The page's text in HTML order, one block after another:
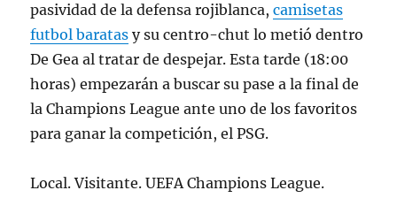
pasividad de la defensa rojiblanca,camisetas
futbol baratas y su centro-chut lo metió dentro
De Gea al tratar de despejar. Esta tarde (18:00
horas) empezarán a buscar su pase a la final de
la Champions League ante uno de los favoritos
para ganar la competición, el PSG.
Local. Visitante. UEFA Champions League.